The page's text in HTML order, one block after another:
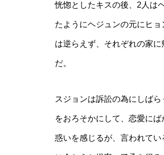
恍惚としたキスの後、2人は
たようにヘジュンの元にヒ
は逆らえず、それぞれの家
だ。
スジョンは訴訟の為にしば
をおろそかにして、恋愛に
惑いを感じるが、言われて